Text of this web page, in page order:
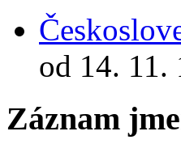
od 14. 11.
Záznam